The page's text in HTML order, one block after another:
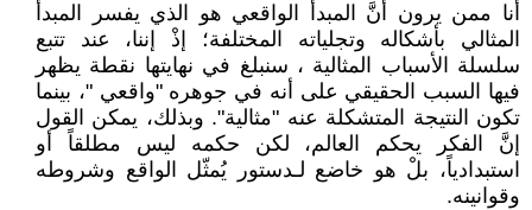
أنا ممن يرون أنَّ المبدأ الواقعي هو الذي يفسر المبدأ
المثالي بأشكاله وتجلياته المختلفة؛ إذْ إننا، عند تتبع
سلسلة الأسباب المثالية ، سنبلغ في نهايتها نقطة يظهر
فيها السبب الحقيقي على أنه في جوهره "واقعي "، بينما
تكون النتيجة المتشكلة عنه "مثالية". وبذلك، يمكن القول
إنَّ الفكر يحكم العالم، لكن حكمه ليس مطلقاً أو
استبدادياً، بلْ هو خاضع لـدستور يُمثّل الواقع وشروطه
وقوانينه.